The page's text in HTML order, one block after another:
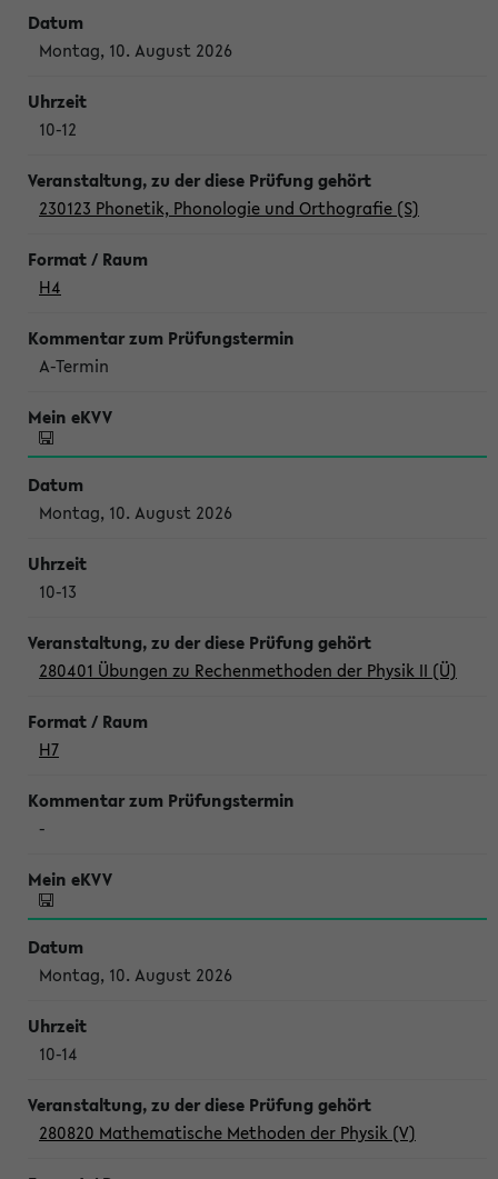
Montag, 10. August 2026
10-12
230123 Phonetik, Phonologie und Orthografie (S)
H4
A-Termin
Montag, 10. August 2026
10-13
280401 Übungen zu Rechenmethoden der Physik II (Ü)
H7
-
Montag, 10. August 2026
10-14
280820 Mathematische Methoden der Physik (V)